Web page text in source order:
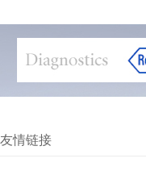
友情链接